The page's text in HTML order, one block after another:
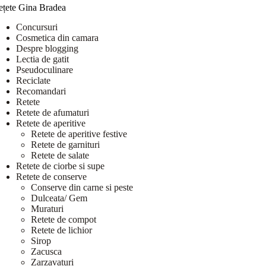
Gina Bradea
Concursuri
Cosmetica din camara
Despre blogging
Lectia de gatit
Pseudoculinare
Reciclate
Recomandari
Retete
Retete de afumaturi
Retete de aperitive
Retete de aperitive festive
Retete de garnituri
Retete de salate
Retete de ciorbe si supe
Retete de conserve
Conserve din carne si peste
Dulceata/ Gem
Muraturi
Retete de compot
Retete de lichior
Sirop
Zacusca
Zarzavaturi